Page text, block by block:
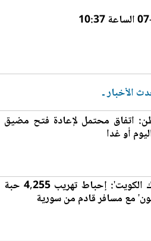
الأخبار ـ
اتفاق محتمل لإعادة فتح مضيق
أو غدا
'جمارك الكويت': إحباط تهريب 4,255 حبة
مع مسافر قادم من سورية